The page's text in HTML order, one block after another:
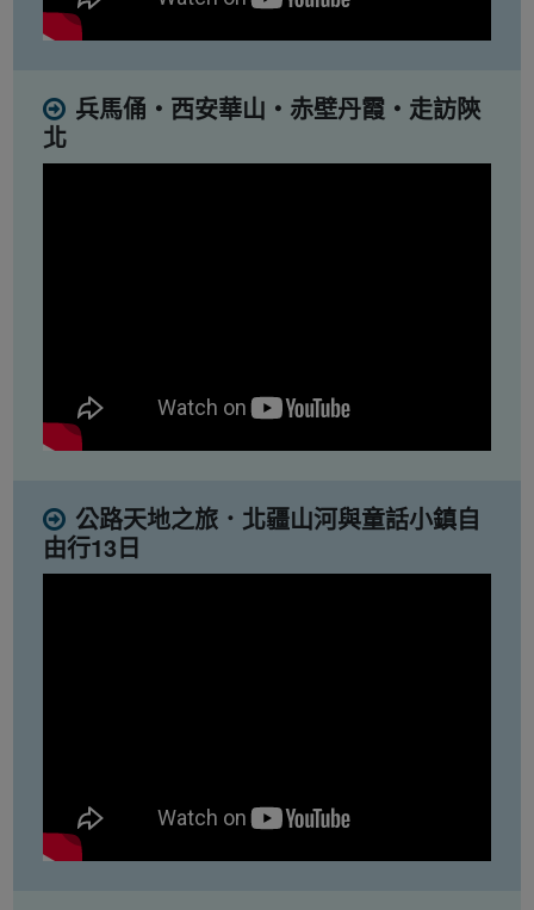
兵馬俑・西安華山・赤壁丹霞・走訪陝
北
公路天地之旅．北疆山河與童話小鎮自
由行13日